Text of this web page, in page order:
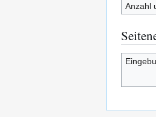
Anzahl